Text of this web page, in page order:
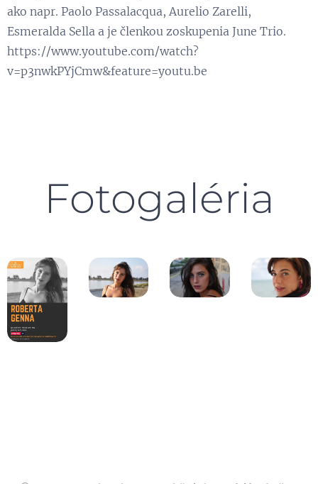
ako napr. Paolo Passalacqua, Aurelio Zarelli,
Esmeralda Sella a je členkou zoskupenia June Trio.
https://www.youtube.com/watch?
v=p3nwkPYjCmw&feature=youtu.be
Fotogaléria